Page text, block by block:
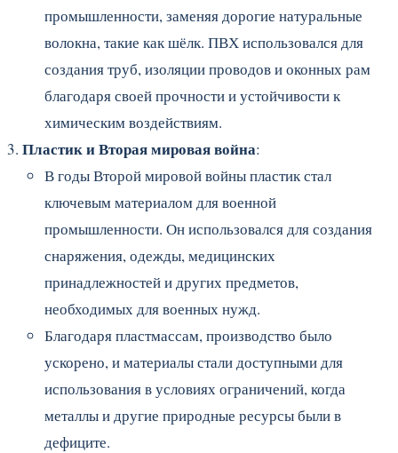
промышленности, заменяя дорогие натуральные
волокна, такие как шёлк. ПВХ использовался для
создания труб, изоляции проводов и оконных рам
благодаря своей прочности и устойчивости к
химическим воздействиям.
Пластик и Вторая мировая война:
В годы Второй мировой войны пластик стал
ключевым материалом для военной
промышленности. Он использовался для создания
снаряжения, одежды, медицинских
принадлежностей и других предметов,
необходимых для военных нужд.
Благодаря пластмассам, производство было
ускорено, и материалы стали доступными для
использования в условиях ограничений, когда
металлы и другие природные ресурсы были в
дефиците.